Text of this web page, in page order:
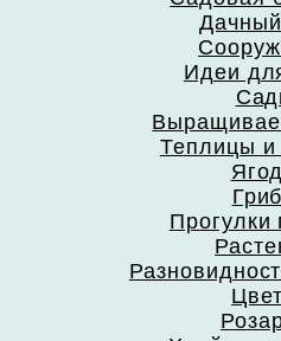
Идеи
Теплицы и
Прогулки